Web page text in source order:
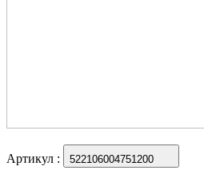
Артикул : 522106004751200